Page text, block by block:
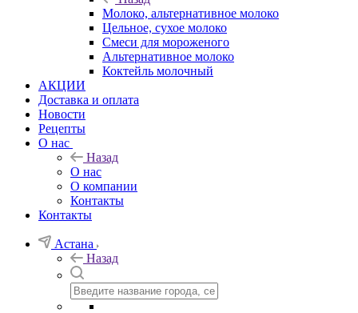
Молоко, альтернативное молоко
Цельное, сухое молоко
Смеси для мороженого
Альтернативное молоко
Коктейль молочный
АКЦИИ
Доставка и оплата
Новости
Рецепты
О нас
Назад
О нас
О компании
Контакты
Контакты
Астана
Назад